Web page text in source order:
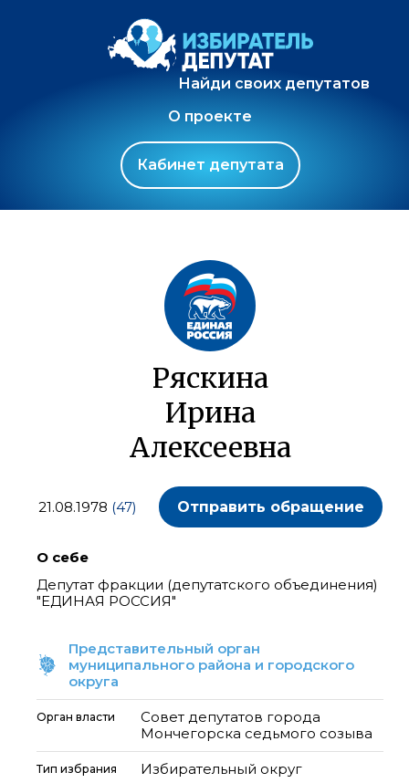
Найди своих депутатов
О проекте
Кабинет депутата
Ряскина
Ирина
Алексеевна
21.08.1978 (47) Отправить обращение
О себе
Депутат фракции (депутатского объединения)
"ЕДИНАЯ РОССИЯ"
Представительный орган
муниципального района и городского
округа
Орган власти
Совет депутатов города
Мончегорска седьмого созыва
Тип избрания Избирательный округ